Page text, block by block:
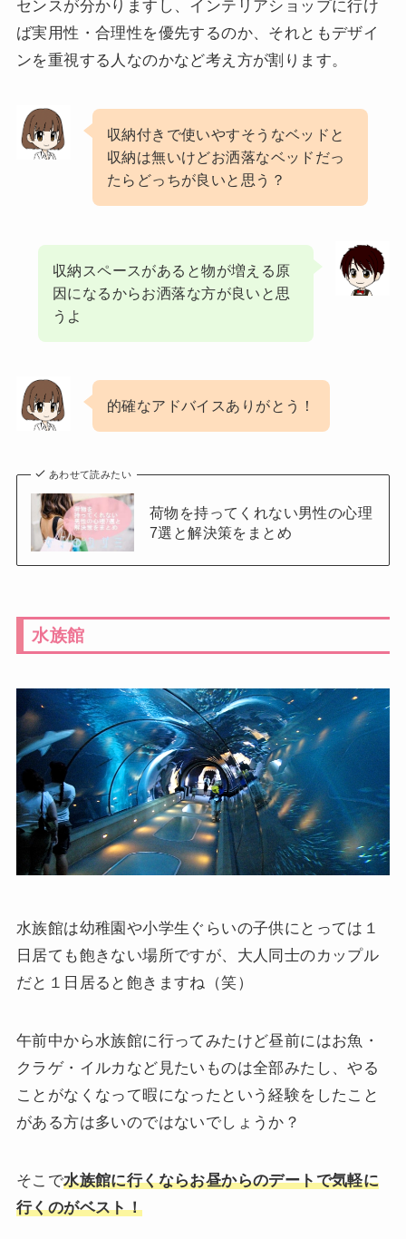
センスが分かりますし、インテリアショップに行け
ば実用性・合理性を優先するのか、それともデザイ
ンを重視する人なのかなど考え方が割ります。
収納付きで使いやすそうなベッドと
収納は無いけどお洒落なベッドだっ
たらどっちが良いと思う？
収納スペースがあると物が増える原
因になるからお洒落な方が良いと思
うよ
的確なアドバイスありがとう！
あわせて読みたい
荷物を持ってくれない男性の心理
7選と解決策をまとめ
水族館
水族館は幼稚園や小学生ぐらいの子供にとっては１
日居ても飽きない場所ですが、大人同士のカップル
だと１日居ると飽きますね（笑）
午前中から水族館に行ってみたけど昼前にはお魚・
クラゲ・イルカなど見たいものは全部みたし、やる
ことがなくなって暇になったという経験をしたこと
がある方は多いのではないでしょうか？
そこで水族館に行くならお昼からのデートで気軽に
行くのがベスト！